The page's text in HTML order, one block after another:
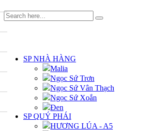
SP NHÀ HÀNG
Malia
Ngọc Sứ Trơn
Ngọc Sứ Vân Thạch
Ngọc Sứ Xoắn
Đen
SP QUÝ PHÁI
HƯƠNG LÚA - A5